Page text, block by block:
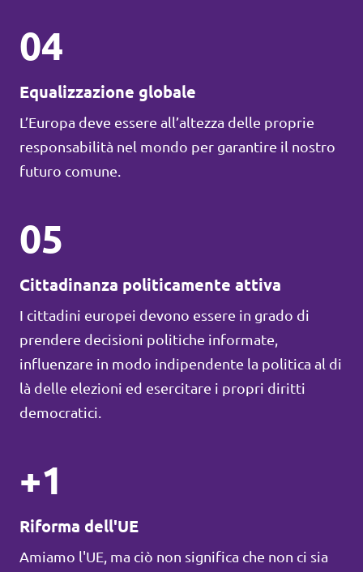
04
Equalizzazione globale
L’Europa deve essere all’altezza delle proprie
responsabilità nel mondo per garantire il nostro
futuro comune.
05
Cittadinanza politicamente attiva
I cittadini europei devono essere in grado di
prendere decisioni politiche informate,
influenzare in modo indipendente la politica al di
là delle elezioni ed esercitare i propri diritti
democratici.
+1
Riforma dell'UE
Amiamo l'UE, ma ciò non significa che non ci sia